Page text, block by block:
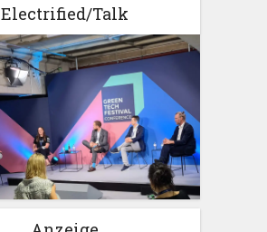
Electrified/Talk